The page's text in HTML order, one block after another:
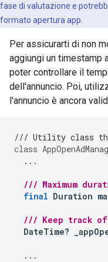
fase di valutazione e
formato apertura app.
Per assicurarti di non
aggiungi un timestamp
poter controllare il
dell'annuncio. Poi,
l'annuncio è ancora
/// Utility class that
class
...
/// Maximum
final Duration
/// Keep track of
DateTime?
...